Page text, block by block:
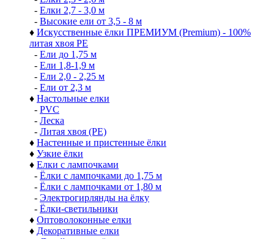
- Елки 2,7 - 3,0 м
- Высокие ели от 3,5 - 8 м
♦ Искусственные ёлки ПРЕМИУМ (Premium) - 100%
литая хвоя РЕ
- Ели до 1,75 м
- Ели 1,8-1,9 м
- Ели 2,0 - 2,25 м
- Ели от 2,3 м
♦ Настольные елки
- PVC
- Леска
- Литая хвоя (РЕ)
♦ Настенные и пристенные ёлки
♦ Узкие ёлки
♦ Елки с лампочками
- Ёлки с лампочками до 1,75 м
- Ёлки с лампочками от 1,80 м
- Электрогирлянды на ёлку
- Ёлки-светильники
♦ Оптоволоконные елки
♦ Декоративные елки